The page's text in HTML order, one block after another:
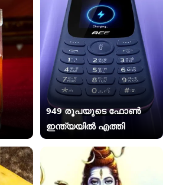
949 രൂപയുടെ ഫോൺ
ഇന്ത്യയിൽ എത്തി